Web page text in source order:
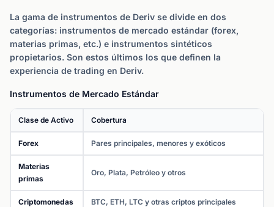
La gama de instrumentos de Deriv se divide en dos
categorías: instrumentos de mercado estándar (forex,
materias primas, etc.) e instrumentos sintéticos
propietarios. Son estos últimos los que definen la
experiencia de trading en Deriv.
Instrumentos de Mercado Estándar
Clase de Activo Cobertura
Forex Pares principales, menores y exóticos
Materias
primas
Oro, Plata, Petróleo y otros
Criptomonedas BTC, ETH, LTC y otras criptos principales